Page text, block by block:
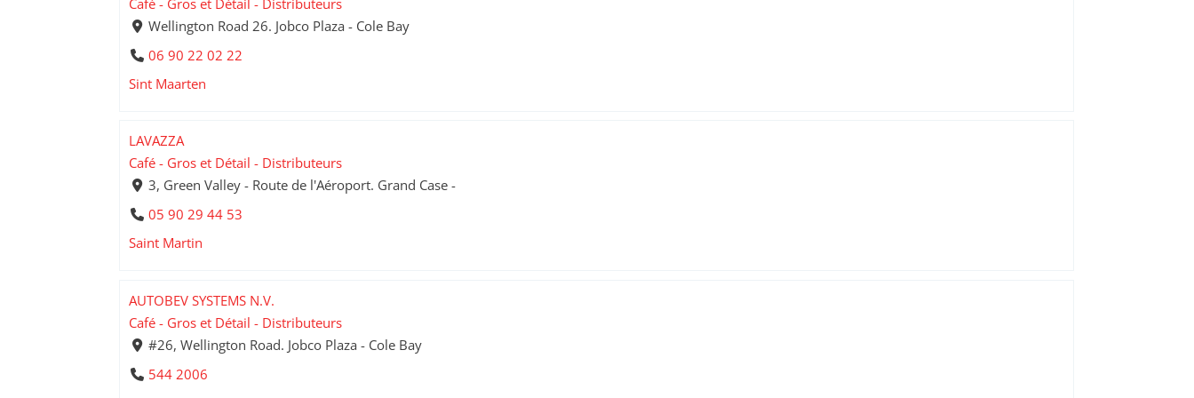
Wellington Road 26. Jobco Plaza - Cole Bay
06 90 22 02 22
Sint Maarten
LAVAZZA
Café - Gros et Détail - Distributeurs
3, Green Valley - Route de l'Aéroport. Grand Case -
05 90 29 44 53
Saint Martin
AUTOBEV SYSTEMS N.V.
Café - Gros et Détail - Distributeurs
#26, Wellington Road. Jobco Plaza - Cole Bay
544 2006